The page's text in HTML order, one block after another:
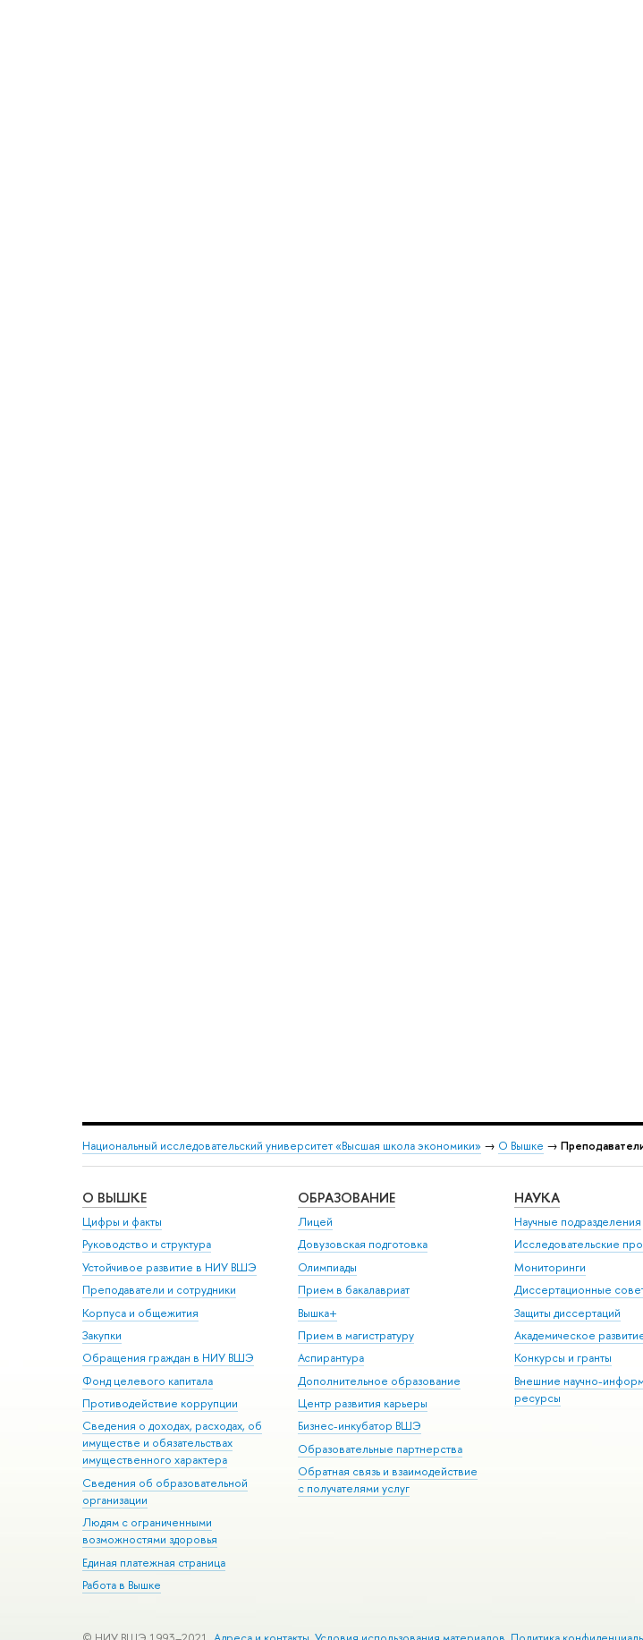
Национальный исследовательский университет «Высшая школа экономики» → О Вышке →
О ВЫШКЕ
Цифры и факты
Руководство и структура
Устойчивое развитие в НИУ ВШЭ
Преподаватели и сотрудники
Корпуса и общежития
Закупки
Обращения граждан в НИУ ВШЭ
Фонд целевого капитала
Противодействие коррупции
Сведения о доходах, расходах, об
имуществе и обязательствах
имущественного характера
Сведения об образовательной
организации
Людям с ограниченными
возможностями здоровья
Единая платежная страница
Работа в Вышке
ОБРАЗОВАНИЕ
Лицей
Довузовская подготовка
Олимпиады
Прием в бакалавриат
Вышка+
Прием в магистратуру
Аспирантура
Дополнительное образование
Центр развития карьеры
Бизнес-инкубатор ВШЭ
Образовательные партнерства
Обратная связь и взаимодействие
с получателями услуг
НАУКА
Научные подразделения
Исследовательские
Мониторинги
Диссертационные
Защиты диссертаций
Академическое
Конкурсы и гранты
Внешние научно-
ресурсы